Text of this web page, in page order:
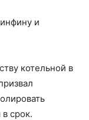
и
котельной в
срок.